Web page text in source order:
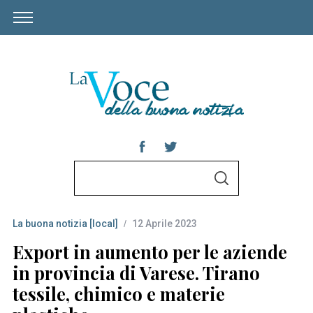
r
c
h
f
o
S
La buona notizia [local] 12 Aprile 2023
Export in aumento per le aziende
in provincia di Varese. Tirano
tessile, chimico e materie